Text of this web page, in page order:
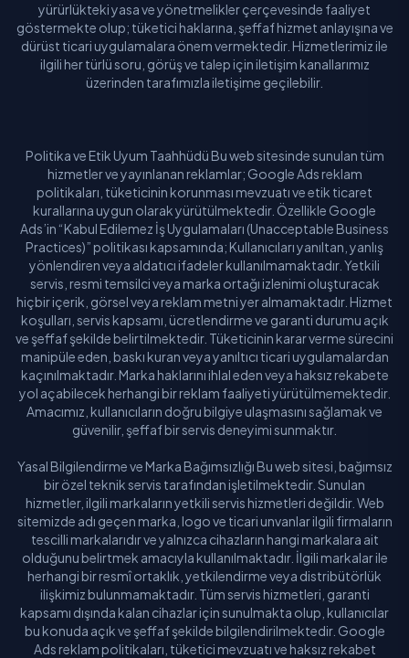
yürürlükteki yasa ve yönetmelikler çerçevesinde faaliyet
göstermekte olup; tüketici haklarına, şeffaf hizmet anlayışına ve
dürüst ticari uygulamalara önem vermektedir. Hizmetlerimiz ile
ilgili her türlü soru, görüş ve talep için iletişim kanallarımız
üzerinden tarafımızla iletişime geçilebilir.
Politika ve Etik Uyum Taahhüdü Bu web sitesinde sunulan tüm
hizmetler ve yayınlanan reklamlar; Google Ads reklam
politikaları, tüketicinin korunması mevzuatı ve etik ticaret
kurallarına uygun olarak yürütülmektedir. Özellikle Google
Ads’in “Kabul Edilemez İş Uygulamaları (Unacceptable Business
Practices)” politikası kapsamında; Kullanıcıları yanıltan, yanlış
yönlendiren veya aldatıcı ifadeler kullanılmamaktadır. Yetkili
servis, resmi temsilci veya marka ortağı izlenimi oluşturacak
hiçbir içerik, görsel veya reklam metni yer almamaktadır. Hizmet
koşulları, servis kapsamı, ücretlendirme ve garanti durumu açık
ve şeffaf şekilde belirtilmektedir. Tüketicinin karar verme sürecini
manipüle eden, baskı kuran veya yanıltıcı ticari uygulamalardan
kaçınılmaktadır. Marka haklarını ihlal eden veya haksız rekabete
yol açabilecek herhangi bir reklam faaliyeti yürütülmemektedir.
Amacımız, kullanıcıların doğru bilgiye ulaşmasını sağlamak ve
güvenilir, şeffaf bir servis deneyimi sunmaktır.
Yasal Bilgilendirme ve Marka Bağımsızlığı Bu web sitesi, bağımsız
bir özel teknik servis tarafından işletilmektedir. Sunulan
hizmetler, ilgili markaların yetkili servis hizmetleri değildir. Web
sitemizde adı geçen marka, logo ve ticari unvanlar ilgili firmaların
tescilli markalarıdır ve yalnızca cihazların hangi markalara ait
olduğunu belirtmek amacıyla kullanılmaktadır. İlgili markalar ile
herhangi bir resmî ortaklık, yetkilendirme veya distribütörlük
ilişkimiz bulunmamaktadır. Tüm servis hizmetleri, garanti
kapsamı dışında kalan cihazlar için sunulmakta olup, kullanıcılar
bu konuda açık ve şeffaf şekilde bilgilendirilmektedir. Google
Ads reklam politikaları, tüketici mevzuatı ve haksız rekabet